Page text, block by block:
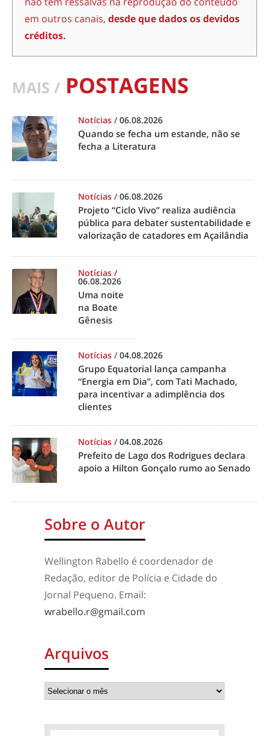
em outros canais, desde que dados os devidos
créditos.
MAIS / POSTAGENS
Notícias /06.08.2026
Quando se fecha um estande, não se
fecha a Literatura
Notícias /06.08.2026
Projeto “Ciclo Vivo” realiza audiência
pública para debater sustentabilidade e
valorização de catadores em Açailândia
Notícias /
06.08.2026
Uma noite
na Boate
Gênesis
Notícias /04.08.2026
Grupo Equatorial lança campanha
“Energia em Dia”, com Tati Machado,
para incentivar a adimplência dos
clientes
Notícias /04.08.2026
Prefeito de Lago dos Rodrigues declara
apoio a Hilton Gonçalo rumo ao Senado
Sobre o Autor
Wellington Rabello é coordenador de
Redação, editor de Polícia e Cidade do
Jornal Pequeno. Email:
wrabello.r@gmail.com
Arquivos